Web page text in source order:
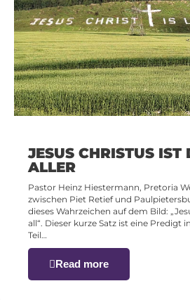
JESUS CHRISTUS IST
ALLER
Pastor Heinz Hiestermann, Pretoria
zwischen Piet Retief und
dieses Wahrzeichen auf dem Bild:
all“. Dieser kurze Satz ist eine Predigt
Teil…
Read more